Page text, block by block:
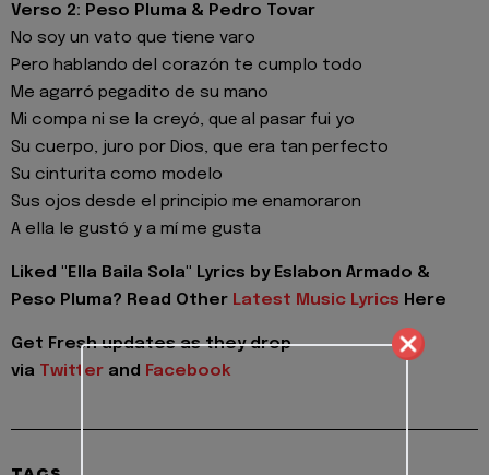
Verso 2: Peso Pluma & Pedro Tovar
No soy un vato que tiene varo
Pero hablando del corazón te cumplo todo
Me agarró pеgadito de su mano
Mi compa ni se la creyó, quе al pasar fui yo
Su cuerpo, juro por Dios, que era tan perfecto
Su cinturita como modelo
Sus ojos desde el principio me enamoraron
A ella le gustó y a mí me gusta
Liked "Ella Baila Sola" Lyrics by Eslabon Armado &
Peso Pluma? Read Other Latest Music Lyrics Here
Get Fresh updates as they drop
via Twitter and Facebook